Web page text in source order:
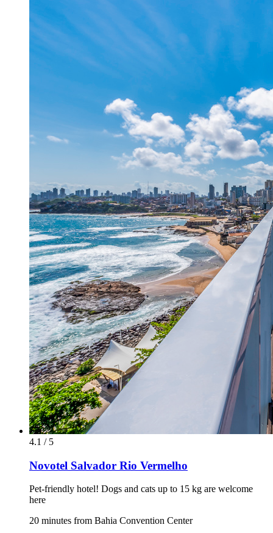
4.1 / 5
Novotel Salvador Rio Vermelho
Pet-friendly hotel! Dogs and cats up to 15 kg are welcome
here
20 minutes from Bahia Convention Center